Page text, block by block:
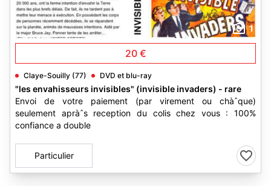
1
20 €
Claye-Souilly (77) DVD et blu-ray
"les envahisseurs invisibles" (invisible invaders) - rare
Envoi de votre paiement (par virement ou chàˆque)
seulement apràˆs reception du colis chez vous : 100%
confiance a double
Particulier